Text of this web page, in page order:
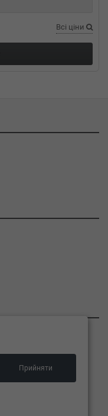
Всі ціни
Прийняти